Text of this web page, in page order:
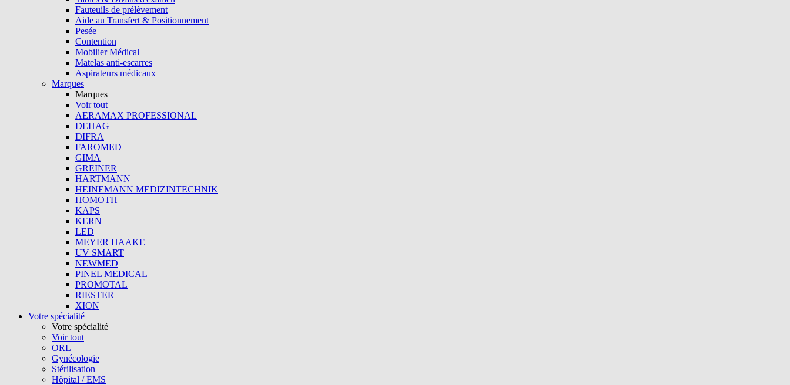
Fauteuils de prélèvement
Aide au Transfert & Positionnement
Pesée
Contention
Mobilier Médical
Matelas anti-escarres
Aspirateurs médicaux
Marques
Marques
Voir tout
AERAMAX PROFESSIONAL
DEHAG
DIFRA
FAROMED
GIMA
GREINER
HARTMANN
HEINEMANN MEDIZINTECHNIK
HOMOTH
KAPS
KERN
LED
MEYER HAAKE
UV SMART
NEWMED
PINEL MEDICAL
PROMOTAL
RIESTER
XION
Votre spécialité
Votre spécialité
Voir tout
ORL
Gynécologie
Stérilisation
Hôpital / EMS